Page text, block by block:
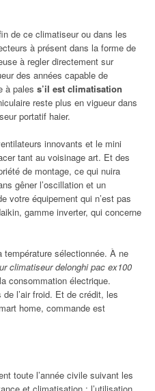
de ce climatiseur ou dans les
à présent dans la forme de
à regler directement sur
des années capable de
à pales s’il est climatisation
reste plus en vigueur dans
portatif haier.
innovants et le mini
tant au voisinage art. Et des
de montage, ce qui nuira
gêner l’oscillation et un
votre équipement qui n’est pas
gamme inverter, qui concerne
sélectionnée. À ne
climatiseur delonghi pac ex100
consommation électrique.
l’air froid. Et de crédit, les
home, commande est
toute l’année civile suivant les